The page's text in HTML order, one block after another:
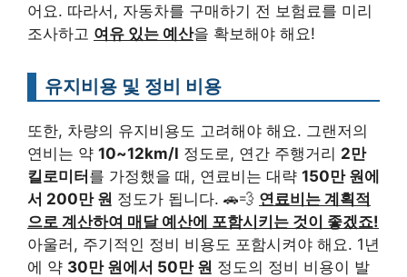
어요. 따라서, 자동차를 구매하기 전 보험료를 미리
조사하고 여유 있는 예산을 확보해야 해요!
유지비용 및 정비 비용
또한, 차량의 유지비용도 고려해야 해요. 그랜저의
연비는 약 10~12km/l 정도로, 연간 주행거리 2만
킬로미터를 가정했을 때, 연료비는 대략 150만 원에
서 200만 원 정도가 됩니다. 🚗💨 연료비는 계획적
으로 계산하여 매달 예산에 포함시키는 것이 좋겠죠!
아울러, 주기적인 정비 비용도 포함시켜야 해요. 1년
에 약 30만 원에서 50만 원 정도의 정비 비용이 발